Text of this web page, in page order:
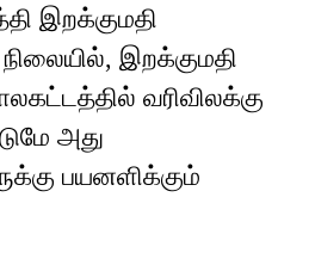
இறக்குமதி
இறக்குமதி
வரிவிலக்கு
அது
பயனளிக்கும்